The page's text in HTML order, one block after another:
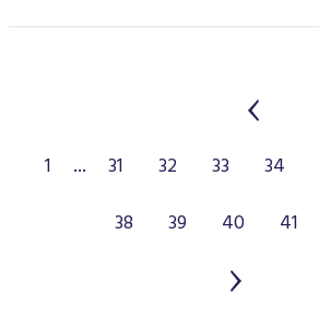
1 ... 31 32 33 34
38
39 40 41